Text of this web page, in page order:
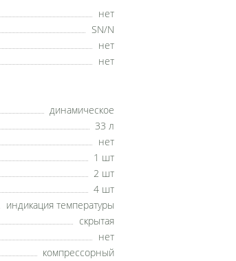
нет
SN/N
нет
нет
динамическое
33 л
нет
1 шт
2 шт
4 шт
индикация температуры
скрытая
нет
компрессорный